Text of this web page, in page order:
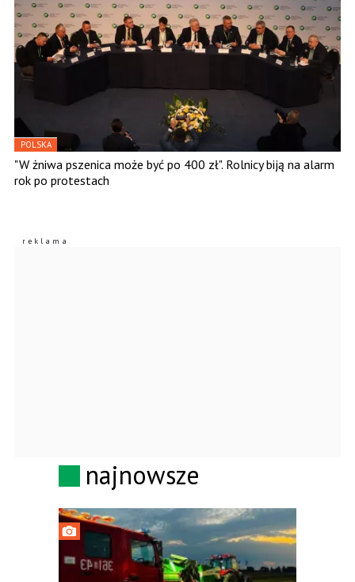
POLSKA
"W żniwa pszenica może być po 400 zł". Rolnicy biją na alarm
rok po protestach
najnowsze